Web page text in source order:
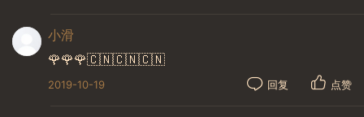
小滑
🌹🌹🌹🇨🇳🇨🇳🇨🇳
2019-10-19 回复 点赞